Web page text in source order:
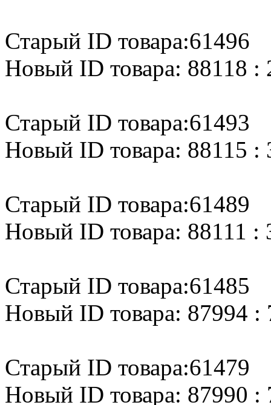
Старый ID товара:61496
Новый ID товара: 88118 :
Старый ID товара:61493
Новый ID товара: 88115 :
Старый ID товара:61489
Новый ID товара: 88111 :
Старый ID товара:61485
Новый ID товара: 87994 :
Старый ID товара:61479
Новый ID товара: 87990 :